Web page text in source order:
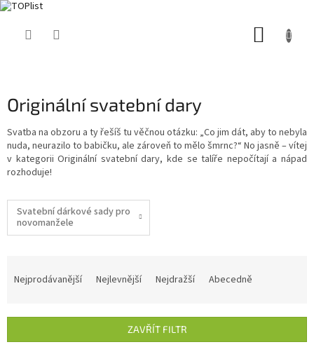
Originální svatební dary
Svatba na obzoru a ty řešíš tu věčnou otázku: „Co jim dát, aby to nebyla
nuda, neurazilo to babičku, ale zároveň to mělo šmrnc?“ No jasně – vítej
v kategorii Originální svatební dary, kde se talíře nepočítají a nápad
rozhoduje!
Svatební dárkové sady pro
novomanžele
í
Nejprodávanější Nejlevnější Nejdražší Abecedně
ZAVŘÍT FILTR